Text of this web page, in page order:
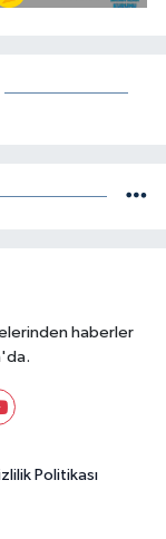
haberler
Politikası